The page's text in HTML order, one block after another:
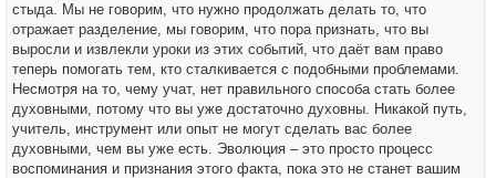
стыда. Мы не говорим, что нужно продолжать делать то, что
отражает разделение, мы говорим, что пора признать, что вы
выросли и извлекли уроки из этих событий, что даёт вам право
теперь помогать тем, кто сталкивается с подобными проблемами.
Несмотря на то, чему учат, нет правильного способа стать более
духовными, потому что вы уже достаточно духовны. Никакой путь,
учитель, инструмент или опыт не могут сделать вас более
духовными, чем вы уже есть. Эволюция – это просто процесс
воспоминания и признания этого факта, пока это не станет вашим